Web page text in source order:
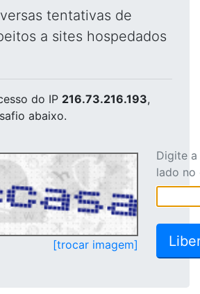
tentativas de
a sites hospedados
do IP 216.73.216.193,
abaixo.
[trocar imagem]
Digite
lado no